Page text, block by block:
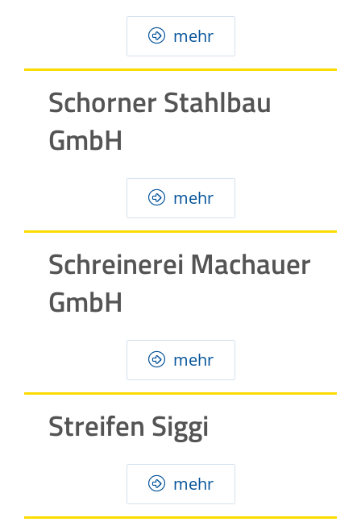
mehr
Schorner Stahlbau
GmbH
mehr
Schreinerei Machauer
GmbH
mehr
Streifen Siggi
mehr